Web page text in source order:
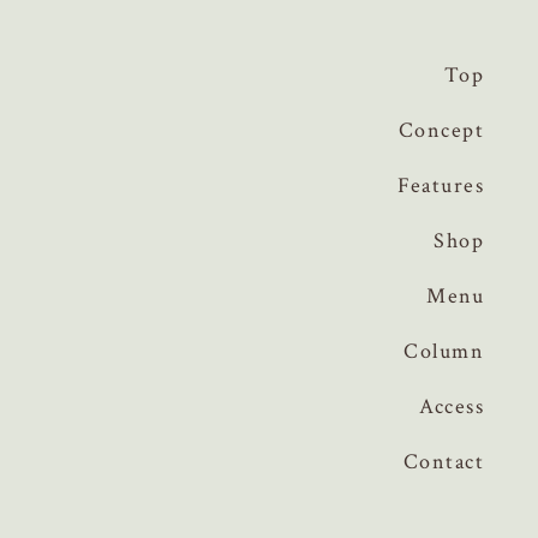
Top
Concept
Features
Shop
Menu
Column
Access
Contact